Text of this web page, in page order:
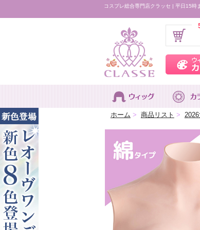
コスプレ総合専門店クラッセ | 平日15時
ホーム > 商品リスト >